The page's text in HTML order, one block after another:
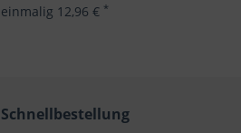
einmalig 12,96 € *
Schnellbestellung